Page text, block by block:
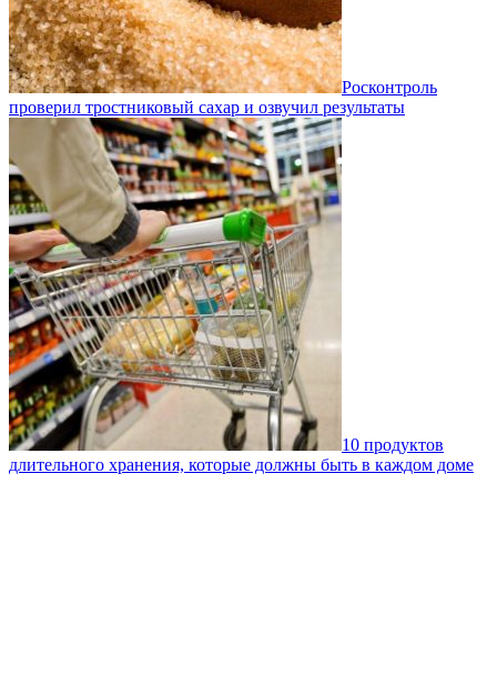
Росконтроль
проверил тростниковый сахар и озвучил результаты
10 продуктов
длительного хранения, которые должны быть в каждом доме